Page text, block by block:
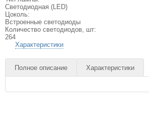
Светодиодная (LED)
Цоколь:
Встроенные светодиоды
Количество светодиодов, шт:
264
Характеристики
Полное описание Характеристики